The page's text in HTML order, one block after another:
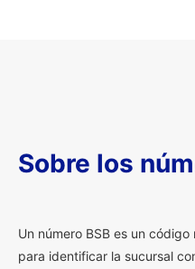
Sobre los
Un número BSB es un
para identificar la sucursal